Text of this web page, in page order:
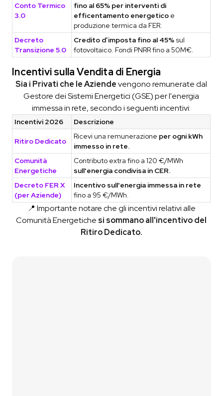
Conto Termico
3.0
fino al 65% per interventi di
efficentamento energetico e
produzione termica da FER.
Decreto
Transizione 5.0
Credito d’imposta fino al 45% sul
fotovoltaico. Fondi PNRR fino a 50M€.
Incentivi sulla Vendita di Energia
Sia i Privati che le Aziendevengono remunerate dal
Gestore dei Sistemi Energetici (GSE) per l'energia
immessa in rete, secondo i seguenti incentivi:
Incentivi 2026 Descrizione
Ritiro Dedicato
Ricevi una remunerazione per ogni kWh
immesso in rete.
Comunità
Energetiche
Contributo extra fino a 120 €/MWh
sull'energia condivisa in CER.
Decreto FER X
(per Aziende)
Incentivo sull'energia immessa in rete
fino a 95 €/MWh.
📍 Importante notare che gli incentivi relativi alle
Comunità Energetiche si sommano all'incentivo del
Ritiro Dedicato.